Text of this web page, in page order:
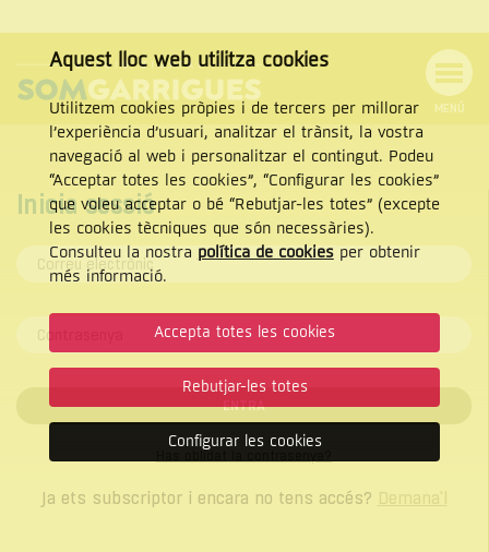
Menú
navegació
MENÚ
Cercar
CERCAR
Inicia sessió
ENTRA
Ja ets subscriptor i encara no tens accés? Demana'l
Aquest lloc web utilitza cookies
Utilitzem cookies pròpies i de tercers per millorar
l’experiència d’usuari, analitzar el trànsit, la vostra
navegació al web i personalitzar el contingut. Podeu
“Acceptar totes les cookies”, “Configurar les cookies”
que voleu acceptar o bé “Rebutjar-les totes” (excepte
les cookies tècniques que són necessàries).
Consulteu la nostra política de cookiesper obtenir
més informació.
Accepta totes les cookies
Rebutjar-les totes
Configurar les cookies